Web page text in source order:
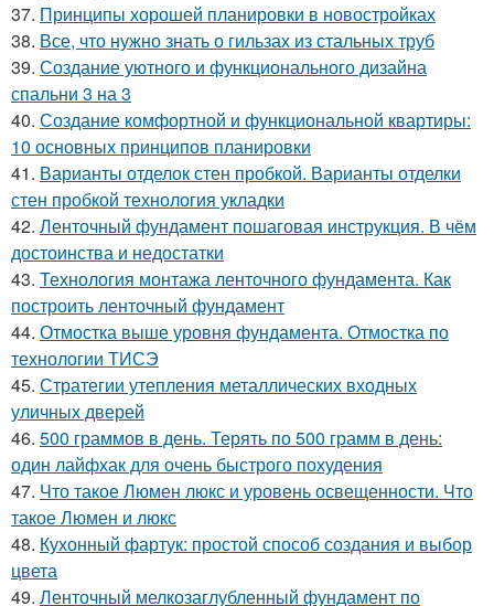
37. Принципы хорошей планировки в новостройках
38. Все, что нужно знать о гильзах из стальных труб
39. Создание уютного и функционального дизайна
спальни 3 на 3
40. Создание комфортной и функциональной квартиры:
10 основных принципов планировки
41. Варианты отделок стен пробкой. Варианты отделки
стен пробкой технология укладки
42. Ленточный фундамент пошаговая инструкция. В чём
достоинства и недостатки
43. Технология монтажа ленточного фундамента. Как
построить ленточный фундамент
44. Отмостка выше уровня фундамента. Отмостка по
технологии ТИСЭ
45. Стратегии утепления металлических входных
уличных дверей
46. 500 граммов в день. Терять по 500 грамм в день:
один лайфхак для очень быстрого похудения
47. Что такое Люмен люкс и уровень освещенности. Что
такое Люмен и люкс
48. Кухонный фартук: простой способ создания и выбор
цвета
49. Ленточный мелкозаглубленный фундамент по